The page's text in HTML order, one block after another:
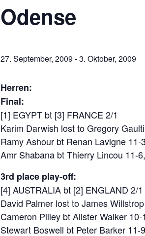
Odense
27. September, 2009 -3. Oktober, 2009
Herren:
Final:
[1] EGYPT bt [3] FRANCE 2/1
Karim Darwish lost to Gregory
Ramy Ashour bt Renan Lavigne 11-
Amr Shabana bt Thierry Lincou 11-
3rd place play-off:
[4] AUSTRALIA bt [2] ENGLAND 2/1
David Palmer lost to James
Cameron Pilley bt Alister Walker
Stewart Boswell bt Peter Barker